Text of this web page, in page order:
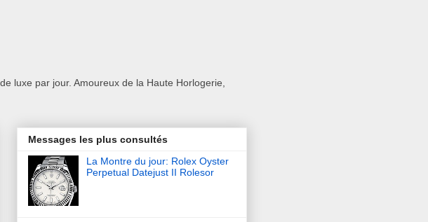
luxe par jour. Amoureux de la Haute Horlogerie,
Messages les plus consultés
La Montre du jour: Rolex Oyster
Perpetual Datejust II Rolesor